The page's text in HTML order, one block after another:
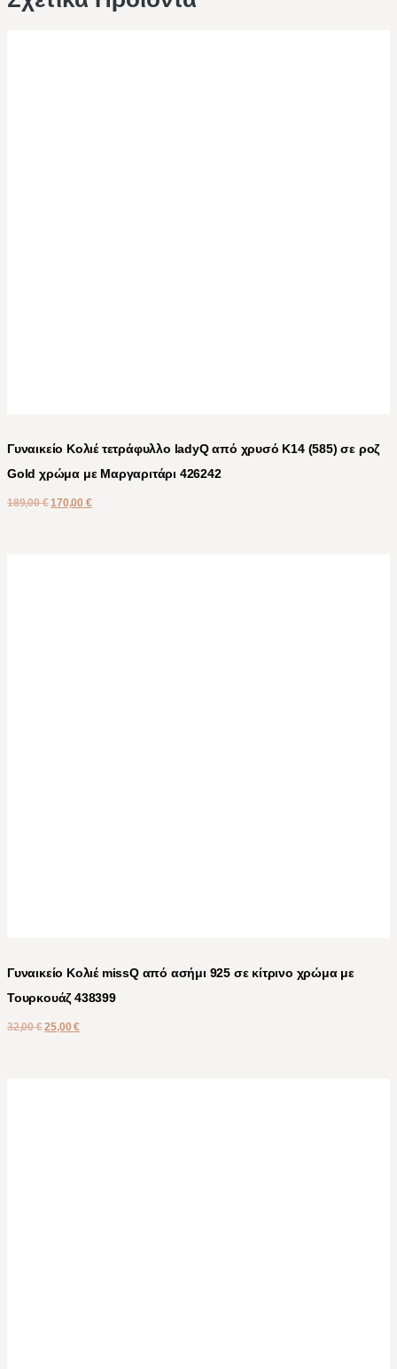
Γυναικείο Κολιέ τετράφυλλο ladyQ από χρυσό Κ14 (585) σε ροζ
Gold χρώμα με Μαργαριτάρι 426242
189,00€ 170,00 €
Γυναικείο Κολιέ missQ από ασήμι 925 σε κίτρινο χρώμα με
Τουρκουάζ 438399
32,00€ 25,00€